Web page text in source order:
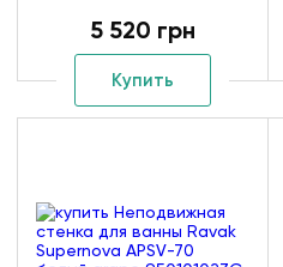
5 520 грн
Купить